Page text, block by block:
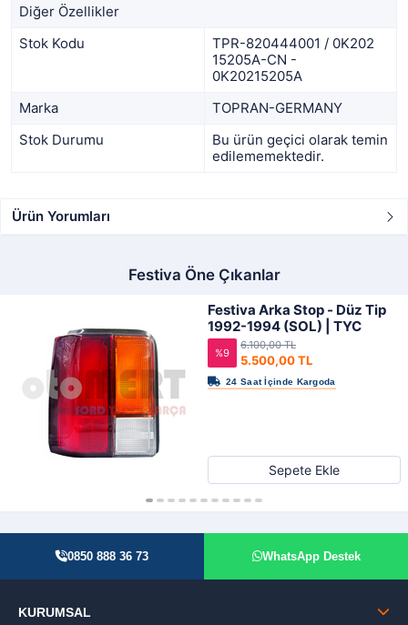
Diğer Özellikler
Stok Kodu
TPR-820444001 / 0K202
15205A-CN -
0K20215205A
Marka
TOPRAN-GERMANY
Stok Durumu
Bu ürün geçici olarak temin
edilememektedir.
Ürün Yorumları
Festiva Öne Çıkanlar
Festiva Arka Stop - Düz Tip
1992-1994 (SOL) | TYC
%9 5.500,00 TL
6.100,00 TL
Sepete Ekle
0850 888 36 73 WhatsApp Destek
KURUMSAL